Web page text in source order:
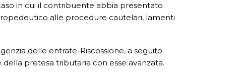
in cui il contribuente abbia presentato
alle procedure cautelari, lamenti
delle entrate-Riscossione, a seguito
pretesa tributaria con esse avanzata.